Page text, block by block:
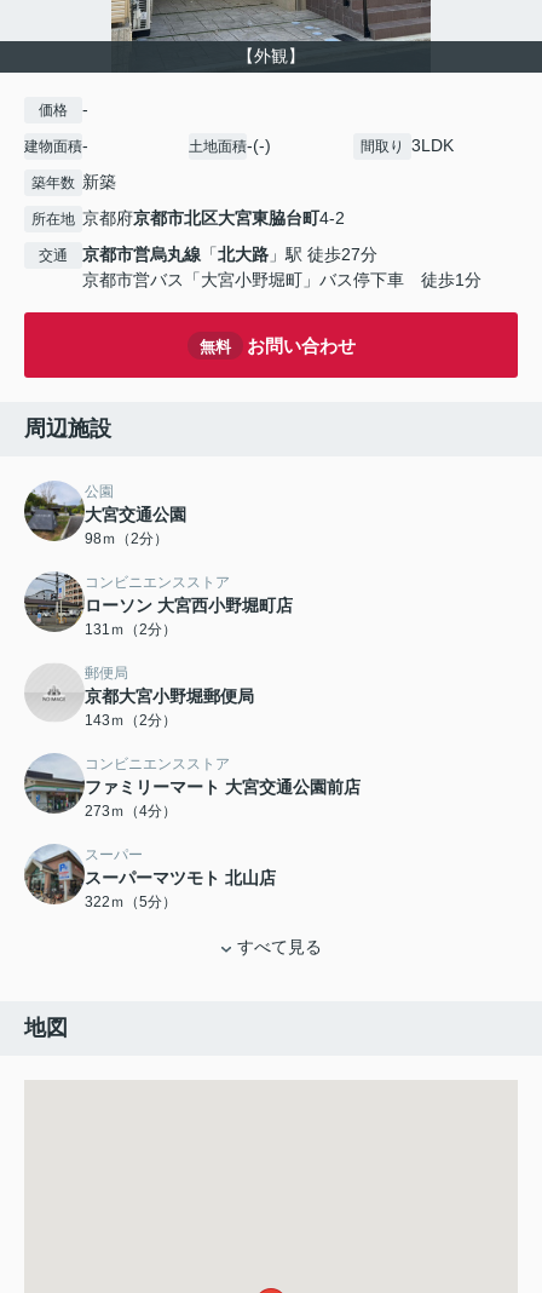
【外観】
価格 -
建物面積- 土地面積-(-) 間取り 3LDK
築年数 新築
所在地 京都府京都市北区大宮東脇台町4-2
交通 京都市営烏丸線 「北大路 」駅 徒歩27分
京都市営バス「大宮小野堀町」バス停下車 徒歩1分
無料 お問い合わせ
周辺施設
公園
大宮交通公園
98ｍ（2分）
コンビニエンスストア
ローソン 大宮西小野堀町店
131ｍ（2分）
郵便局
京都大宮小野堀郵便局
143ｍ（2分）
コンビニエンスストア
ファミリーマート 大宮交通公園前店
273ｍ（4分）
スーパー
スーパーマツモト 北山店
322ｍ（5分）
すべて見る
地図